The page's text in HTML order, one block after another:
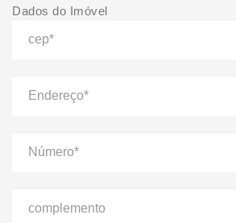
Dados do Imóvel